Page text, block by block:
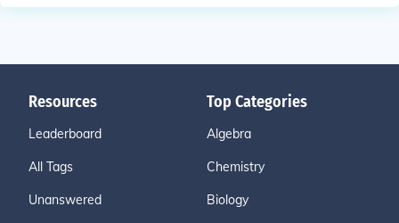
Resources
Leaderboard
All Tags
Unanswered
Top Categories
Algebra
Chemistry
Biology